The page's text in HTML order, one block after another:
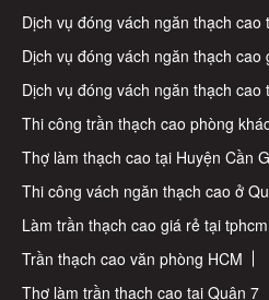
Dịch vụ đóng vách ngăn thạch cao
Dịch vụ đóng vách ngăn thạch cao
Dịch vụ đóng vách ngăn thạch cao
Thi công trần thạch cao phòng
Thợ làm thạch cao tại Huyện Cần
Thi công vách ngăn thạch cao ở
Làm trần thạch cao giá rẻ tại tphcm
Trần thạch cao văn phòng HCM
Thợ làm trần thạch cao tại Quận 7